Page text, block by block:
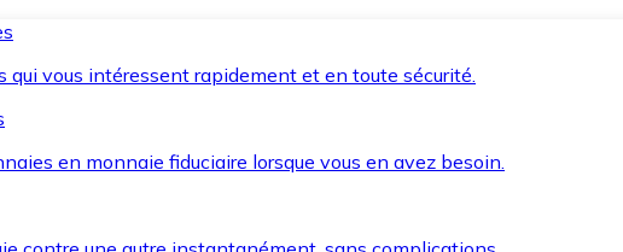
vous intéressent rapidement et en toute sécurité.
en monnaie fiduciaire lorsque vous en avez besoin.